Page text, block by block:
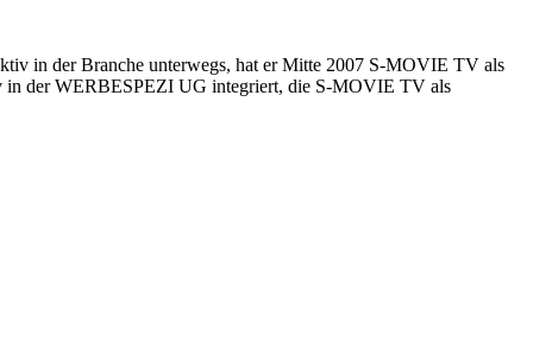
in der Branche unterwegs, hat er Mitte 2007 S-MOVIE TV als
in der WERBESPEZI UG integriert, die S-MOVIE TV als